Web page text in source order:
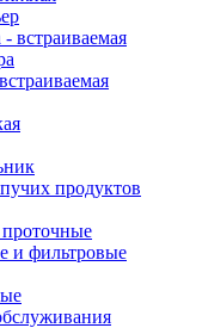
встраиваемая
продуктов
и фильтровые